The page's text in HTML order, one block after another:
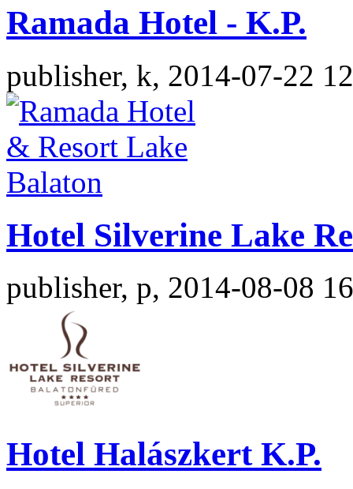
Ramada Hotel - K.P.
publisher, k, 2014-07-22
Hotel Silverine Lake
publisher, p, 2014-08-08
Hotel Halászkert K.P.